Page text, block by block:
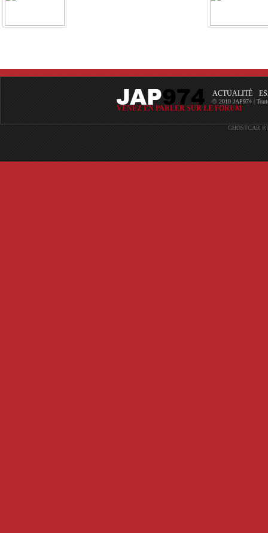
ACTUALITÉ
© 2010 JAP974 |
VENEZ EN PARLER SUR LE FORUM
GHOSTCAR